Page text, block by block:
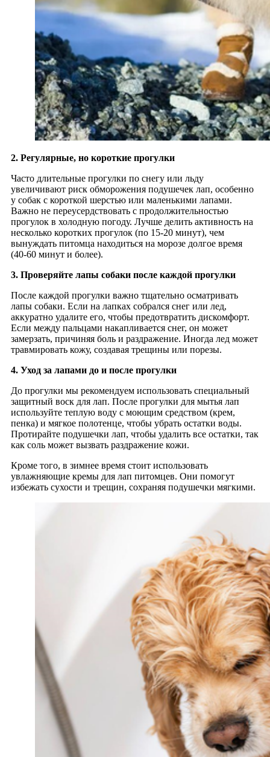
2. Регулярные, но короткие прогулки
Часто длительные прогулки по снегу или льду
увеличивают риск обморожения подушечек лап, особенно
у собак с короткой шерстью или маленькими лапами.
Важно не переусердствовать с продолжительностью
прогулок в холодную погоду. Лучше делить активность на
несколько коротких прогулок (по 15-20 минут), чем
вынуждать питомца находиться на морозе долгое время
(40-60 минут и более).
3. Проверяйте лапы собаки после каждой прогулки
После каждой прогулки важно тщательно осматривать
лапы собаки. Если на лапках собрался снег или лед,
аккуратно удалите его, чтобы предотвратить дискомфорт.
Если между пальцами накапливается снег, он может
замерзать, причиняя боль и раздражение. Иногда лед может
травмировать кожу, создавая трещины или порезы.
4. Уход за лапами до и после прогулки
До прогулки мы рекомендуем использовать специальный
защитный воск для лап. После прогулки для мытья лап
используйте теплую воду с моющим средством (крем,
пенка) и мягкое полотенце, чтобы убрать остатки воды.
Протирайте подушечки лап, чтобы удалить все остатки, так
как соль может вызвать раздражение кожи.
Кроме того, в зимнее время стоит использовать
увлажняющие кремы для лап питомцев. Они помогут
избежать сухости и трещин, сохраняя подушечки мягкими.